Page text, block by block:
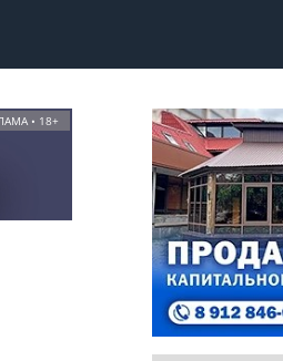
• 18+